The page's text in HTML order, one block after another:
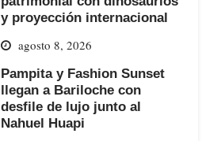
y proyección internacional
agosto 8, 2026
Pampita y Fashion Sunset
llegan a Bariloche con
desfile de lujo junto al
Nahuel Huapi